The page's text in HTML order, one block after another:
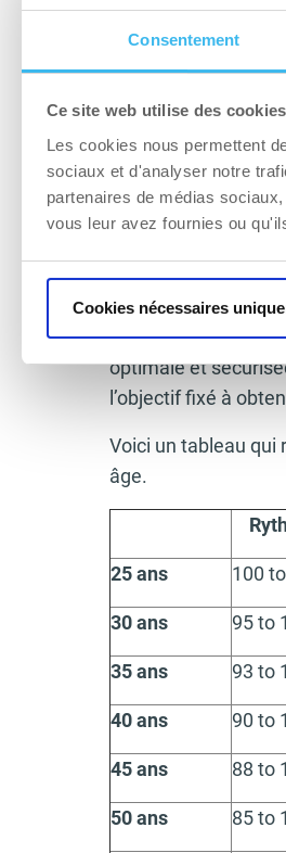
Consentement
Ce site web utilise des
Les cookies nous permettent
sociaux et d'analyser notre
partenaires de médias
vous leur avez fournies ou
Cookies nécessaires
traduit par une
contractions pour
L’action est un peu
l’afflux sanguin
volume, mais le
Afin de calculer
exemple pour une
pulsations. Il est
optimale et
l’objectif fixé à
Voici un tableau
âge.
25 ans 100
30 ans 95 to
35 ans 93 to
40 ans 90 to
45 ans 88 to
50 ans 85 to